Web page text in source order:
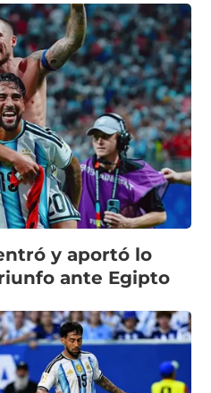
y aportó lo
ante Egipto